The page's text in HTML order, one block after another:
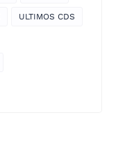
ULTIMOS CDS